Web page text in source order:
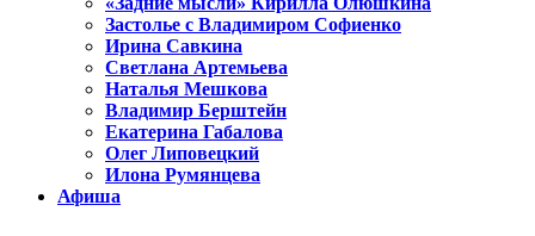
Застолье с Владимиром Софиенко
Ирина Савкина
Светлана Артемьева
Наталья Мешкова
Владимир Берштейн
Екатерина Габалова
Олег Липовецкий
Илона Румянцева
Афиша